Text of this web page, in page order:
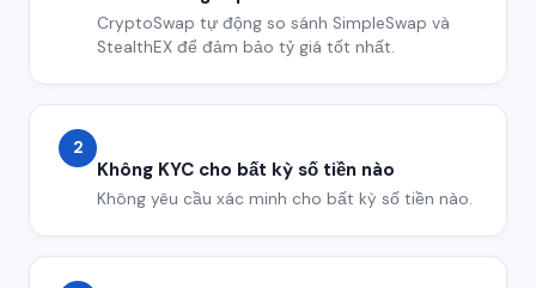
CryptoSwap tự động so sánh SimpleSwap và
StealthEX để đảm bảo tỷ giá tốt nhất.
2
Không KYC cho bất kỳ số tiền nào
Không yêu cầu xác minh cho bất kỳ số tiền nào.